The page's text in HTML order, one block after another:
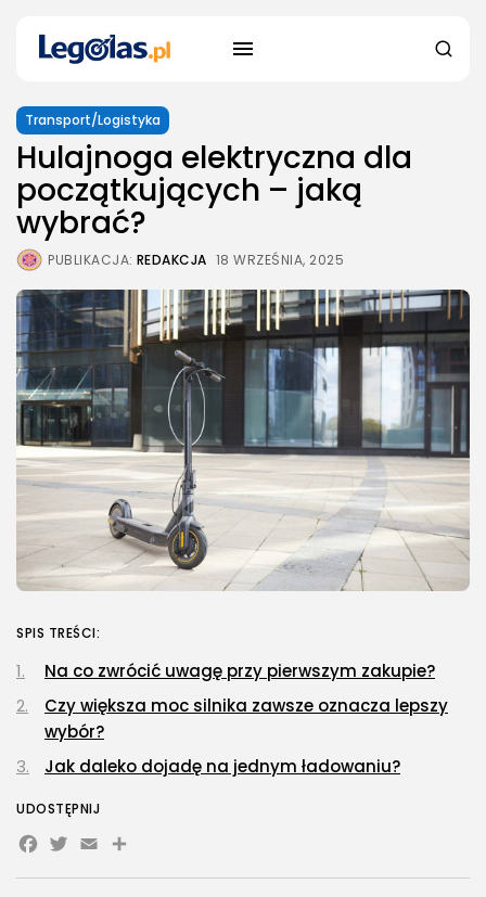
Transport/Logistyka
Hulajnoga elektryczna dla
początkujących – jaką
wybrać?
PUBLIKACJA: REDAKCJA 18 WRZEŚNIA, 2025
SPIS TREŚCI:
Na co zwrócić uwagę przy pierwszym zakupie?
Czy większa moc silnika zawsze oznacza lepszy
wybór?
Jak daleko dojadę na jednym ładowaniu?
UDOSTĘPNIJ
Facebook
Twitter
EmailShare